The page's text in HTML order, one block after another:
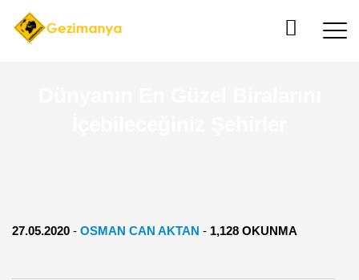
27.05.2020 - OSMAN CAN AKTAN - 1,128 OKUNMA